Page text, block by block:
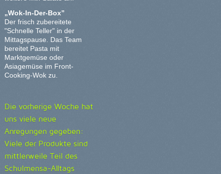
„Wok-In-Der-Box”
Der frisch zubereitete
"Schnelle Teller" in der
Mittagspause. Das Team
bereitet Pasta mit
Marktgemüse oder
Asiagemüse im Front-
Cooking-Wok zu.
Die vorherige Woche hat
uns viele neue
Anregungen gegeben:
Viele der Produkte sind
mittlerweile Teil des
Schulmensa-Alltags